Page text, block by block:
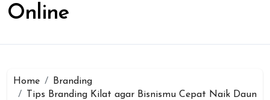
Online
Home
Branding
Tips Branding Kilat agar Bisnismu Cepat Naik Daun